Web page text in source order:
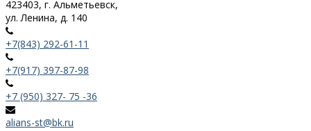
423403, г. Альметьевск,
ул. Ленина, д. 140
+7(843) 292-61-11
+7(917) 397-87-98
+7 (950) 327- 75 -36
alians-st@bk.ru